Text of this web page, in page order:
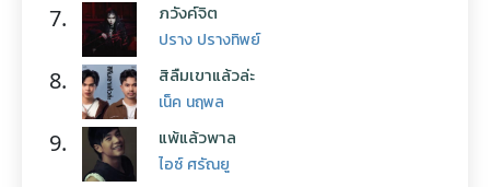
7. ภวังค์จิต
ปราง ปรางทิพย์
8. สิลืมเขาแล้วล่ะ
เน็ค นฤพล
9. แพ้แล้วพาล
ไอซ์ ศรัณยู